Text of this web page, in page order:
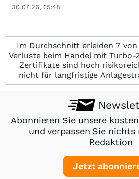
30.07.26, 05:48
Im Durchschnitt erleiden 7
Verluste beim Handel mit
Zertifikate sind hoch
nicht für langfristige
Abonnieren Sie unsere
und verpassen Sie nichts
Redaktion
Jetzt